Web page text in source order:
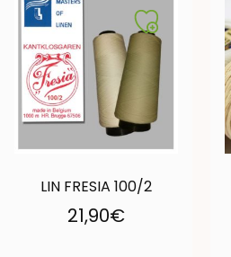
LIN FRESIA 100/2
21,90€